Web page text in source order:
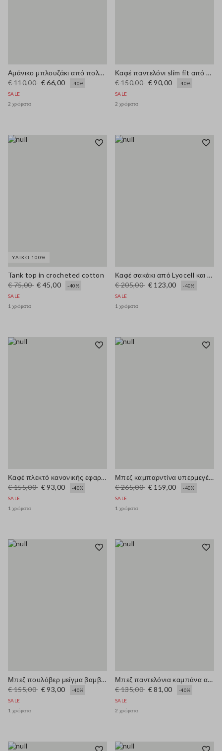
Αμάνικο μπλουζάκι από πολυχρωμικό μείγμα λινών με υφή δίχτυ, κανονική γραμμή
€ 110,00 € 66,00
-40%
SALE
2 χρώματα
Καφέ παντελόνι slim fit από μείγμα λινού
€ 150,00 € 90,00
-40%
SALE
2 χρώματα
ΥΛΙΚΌ 100%
Tank top in crocheted cotton
€ 75,00 € 45,00
-40%
SALE
1 χρώματα
Καφέ σακάκι από Lyocell και κάνναβη κανονικής γραμμής με ζώνη
€ 205,00 € 123,00
-40%
SALE
1 χρώματα
Καφέ πλεκτό κανονικής εφαρμογής σε δίχτυ
€ 155,00 € 93,00
-40%
SALE
1 χρώματα
Μπεζ καμπαρντίνα υπερμεγέθους από ελαστικό βαμβακερό μείγμα
€ 265,00 € 159,00
-40%
SALE
1 χρώματα
Μπεζ πουλόβερ μείγμα βαμβακιού με κανονική εφαρμογή
€ 155,00 € 93,00
-40%
SALE
1 χρώματα
Μπεζ παντελόνια καμπάνα από ελαστικό βαμβάκι
€ 135,00 € 81,00
-40%
SALE
2 χρώματα